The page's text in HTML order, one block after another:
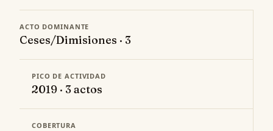
ACTO DOMINANTE
Ceses/Dimisiones · 3
PICO DE ACTIVIDAD
2019 · 3 actos
COBERTURA